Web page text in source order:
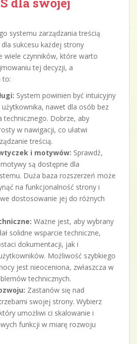
systemu zarządzania treścią
sukcesu każdej strony
wiele czynników, które warto
tej decyzji, a
to:
System powinien być intuicyjny
użytkownika, nawet dla osób bez
technicznego. Dobrze, aby
w nawigacji, co ułatwi
treścią.
i motywów: Sprawdź,
są dostępne dla
Duża baza rozszerzeń może
na funkcjonalność strony i
dostosowanie jej do różnych
Ważne jest, aby wybrany
solidne wsparcie techniczne,
dokumentacji, jak i
Możliwość szybkiego
jest nieoceniona, zwłaszcza w
technicznych.
Zastanów się nad
swojej strony. Wybierz
umożliwi ci skalowanie i
funkcji w miarę rozwoju